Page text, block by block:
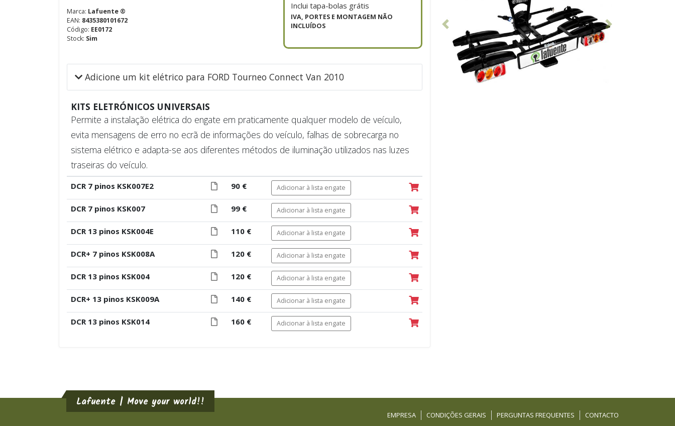
Marca: Lafuente ®
EAN: 8435380101672
Código: EE0172
Stock: Sim
Inclui tapa-bolas grátis
IVA, PORTES E MONTAGEM NÃO
INCLUÍDOS
Adicione um kit elétrico para FORD Tourneo Connect Van 2010
KITS ELETRÓNICOS UNIVERSAIS
Permite a instalação elétrica do engate em praticamente qualquer modelo de veículo,
evita mensagens de erro no ecrã de informações do veículo, falhas de sobrecarga no
sistema elétrico e adapta-se aos diferentes métodos de iluminação utilizados nas luzes
traseiras do veículo.
DCR 7 pinos KSK007E2 90 € Adicionar à lista engate
DCR 7 pinos KSK007 99 € Adicionar à lista engate
DCR 13 pinos KSK004E 110 € Adicionar à lista engate
DCR+ 7 pinos KSK008A 120 € Adicionar à lista engate
DCR 13 pinos KSK004 120 € Adicionar à lista engate
DCR+ 13 pinos KSK009A 140 € Adicionar à lista engate
DCR 13 pinos KSK014 160 € Adicionar à lista engate
Lafuente | Move your world!!
EMPRESA CONDIÇÕES GERAIS PERGUNTAS FREQUENTES CONTACTO